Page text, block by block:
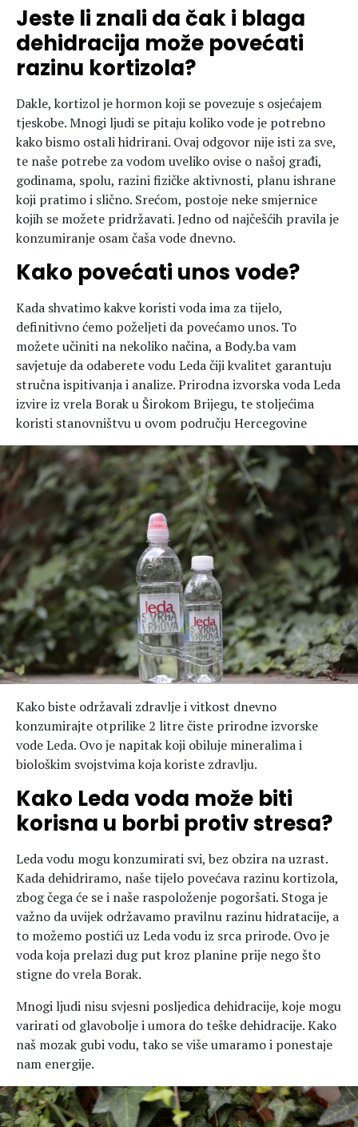
Jeste li znali da čak i blaga
dehidracija može povećati
razinu kortizola?
Dakle, kortizol je hormon koji se povezuje s osjećajem
tjeskobe. Mnogi ljudi se pitaju koliko vode je potrebno
kako bismo ostali hidrirani. Ovaj odgovor nije isti za sve,
te naše potrebe za vodom uveliko ovise o našoj građi,
godinama, spolu, razini fizičke aktivnosti, planu ishrane
koji pratimo i slično. Srećom, postoje neke smjernice
kojih se možete pridržavati. Jedno od najčešćih pravila je
konzumiranje osam čaša vode dnevno.
Kako povećati unos vode?
Kada shvatimo kakve koristi voda ima za tijelo,
definitivno ćemo poželjeti da povećamo unos. To
možete učiniti na nekoliko načina, a Body.ba vam
savjetuje da odaberete vodu Leda čiji kvalitet garantuju
stručna ispitivanja i analize. Prirodna izvorska voda Leda
izvire iz vrela Borak u Širokom Brijegu, te stoljećima
koristi stanovništvu u ovom području Hercegovine
Kako biste održavali zdravlje i vitkost dnevno
konzumirajte otprilike 2 litre čiste prirodne izvorske
vode Leda. Ovo je napitak koji obiluje mineralima i
biološkim svojstvima koja koriste zdravlju.
Kako Leda voda može biti
korisna u borbi protiv stresa?
Leda vodu mogu konzumirati svi, bez obzira na uzrast.
Kada dehidriramo, naše tijelo povećava razinu kortizola,
zbog čega će se i naše raspoloženje pogoršati. Stoga je
važno da uvijek održavamo pravilnu razinu hidratacije, a
to možemo postići uz Leda vodu iz srca prirode. Ovo je
voda koja prelazi dug put kroz planine prije nego što
stigne do vrela Borak.
Mnogi ljudi nisu svjesni posljedica dehidracije, koje mogu
varirati od glavobolje i umora do teške dehidracije. Kako
naš mozak gubi vodu, tako se više umaramo i ponestaje
nam energije.